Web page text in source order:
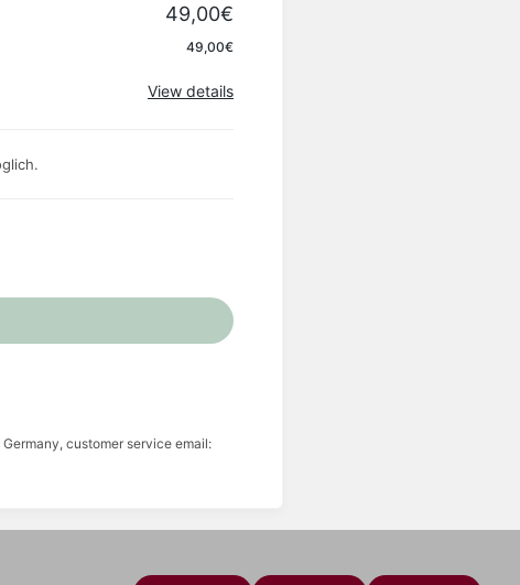
49,00€
49,00€
View details
customer service email: